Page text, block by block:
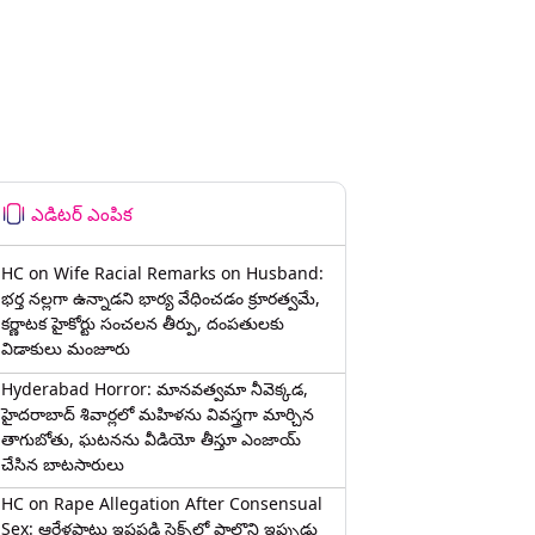
ఎడిటర్ ఎంపిక
HC on Wife Racial Remarks on Husband:
భర్త న‌ల్ల‌గా ఉన్నాడ‌ని భార్య వేధించ‌డం క్రూర‌త్వ‌మే,
కర్ణాటక హైకోర్టు సంచలన తీర్పు, దంపతులకు
విడాకులు మంజూరు
Hyderabad Horror: మానవత్వమా నీవెక్కడ,
హైదరాబాద్ శివార్లలో మహిళను వివస్త్రగా మార్చిన
తాగుబోతు, ఘటనను వీడియో తీస్తూ ఎంజాయ్
చేసిన బాటసారులు
HC on Rape Allegation After Consensual
Sex: ఆరేళ్లపాటు ఇష్టపడి సెక్స్‌లో పాల్గొని ఇప్పుడు